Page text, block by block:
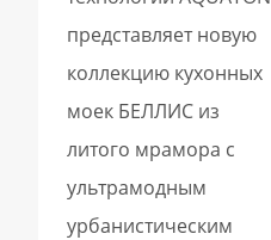
представляет новую
коллекцию кухонных
моек БЕЛЛИС из
литого мрамора с
ультрамодным
урбанистическим